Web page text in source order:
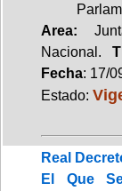
Area:
Nacional.
Fecha: 17/
Estado:
Real
El Que